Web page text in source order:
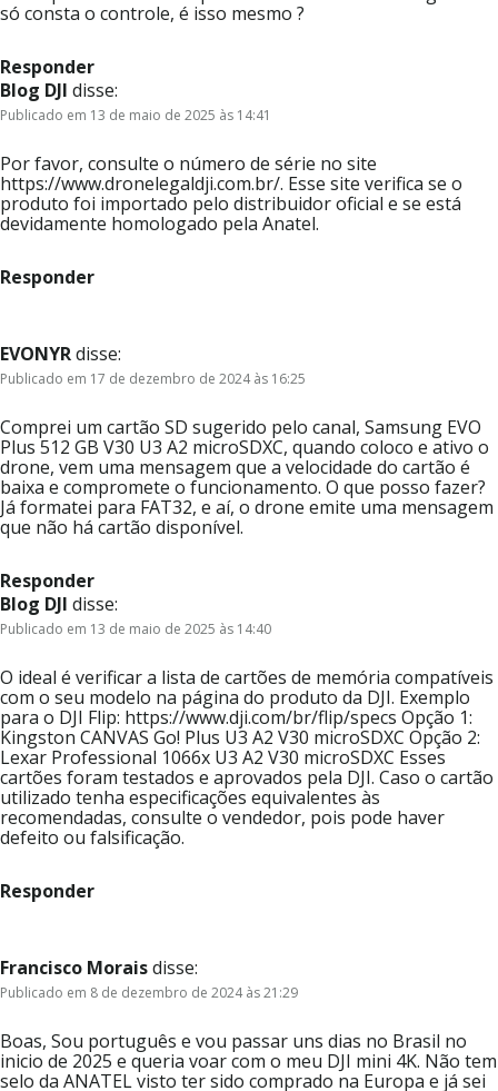
só consta o controle, é isso mesmo ?
Responder
Blog DJI disse:
Publicado em 13 de maio de 2025 às 14:41
Por favor, consulte o número de série no site
https://www.dronelegaldji.com.br/. Esse site verifica se o
produto foi importado pelo distribuidor oficial e se está
devidamente homologado pela Anatel.
Responder
EVONYRdisse:
Publicado em 17 de dezembro de 2024 às 16:25
Comprei um cartão SD sugerido pelo canal, Samsung EVO
Plus 512 GB V30 U3 A2 microSDXC, quando coloco e ativo o
drone, vem uma mensagem que a velocidade do cartão é
baixa e compromete o funcionamento. O que posso fazer?
Já formatei para FAT32, e aí, o drone emite uma mensagem
que não há cartão disponível.
Responder
Blog DJI disse:
Publicado em 13 de maio de 2025 às 14:40
O ideal é verificar a lista de cartões de memória compatíveis
com o seu modelo na página do produto da DJI. Exemplo
para o DJI Flip: https://www.dji.com/br/flip/specs Opção 1:
Kingston CANVAS Go! Plus U3 A2 V30 microSDXC Opção 2:
Lexar Professional 1066x U3 A2 V30 microSDXC Esses
cartões foram testados e aprovados pela DJI. Caso o cartão
utilizado tenha especificações equivalentes às
recomendadas, consulte o vendedor, pois pode haver
defeito ou falsificação.
Responder
Francisco Moraisdisse:
Publicado em 8 de dezembro de 2024 às 21:29
Boas, Sou português e vou passar uns dias no Brasil no
inicio de 2025 e queria voar com o meu DJI mini 4K. Não tem
selo da ANATEL visto ter sido comprado na Europa e já sei